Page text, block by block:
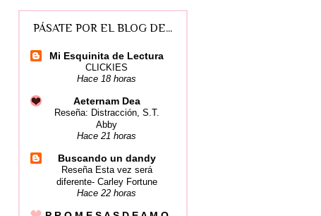
PÁSATE POR EL BLOG DE...
Mi Esquinita de Lectura
CLICKIES
Hace 18 horas
Aeternam Dea
Reseña: Distracción, S.T.
Abby
Hace 21 horas
Buscando un dandy
Reseña Esta vez será
diferente- Carley Fortune
Hace 22 horas